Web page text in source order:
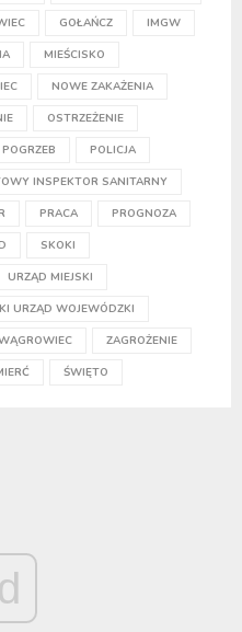
GOŁAŃCZ IMGW
MIEŚCISKO
NOWE ZAKAŻENIA
OSTRZEŻENIE
POGRZEB POLICJA
INSPEKTOR SANITARNY
PRACA PROGNOZA
SKOKI
URZĄD MIEJSKI
URZĄD WOJEWÓDZKI
ZAGROŻENIE
ŚWIĘTO